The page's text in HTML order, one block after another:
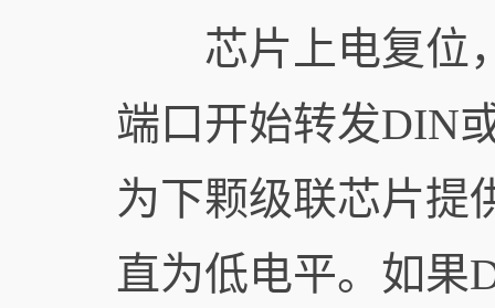
芯片上电复位，
端口开始转发DIN
为下颗级联芯片提
直为低电平。如果